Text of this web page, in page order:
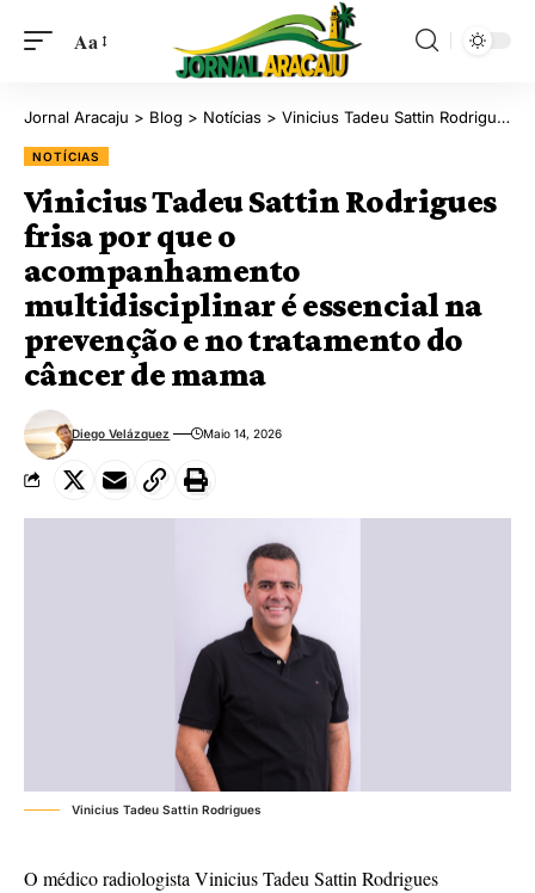
Aa
Jornal Aracaju > Blog > Notícias > Vinicius Tadeu Sattin Rodrigues frisa por que o acompanhamento multidisciplinar é essencial na prevenção e no tratamento do câncer de mama
NOTÍCIAS
Vinicius Tadeu Sattin Rodrigues
frisa por que o
acompanhamento
multidisciplinar é essencial na
prevenção e no tratamento do
câncer de mama
Diego Velázquez Maio 14, 2026
Vinicius Tadeu Sattin Rodrigues
O médico radiologista Vinicius Tadeu Sattin Rodrigues